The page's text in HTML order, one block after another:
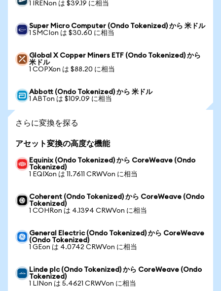
1 IRENon は $39.19 に相当
Super Micro Computer (Ondo Tokenized) から 米ドル
1 SMCIon は $30.60 に相当
Global X Copper Miners ETF (Ondo Tokenized) から
米ドル
1 COPXon は $88.20 に相当
Abbott (Ondo Tokenized) から 米ドル
1 ABTon は $109.09 に相当
さらに変換を探る
アセット変換の高度な機能
Equinix (Ondo Tokenized) から CoreWeave (Ondo
Tokenized)
1 EQIXon は 11.7611 CRWVon に相当
Coherent (Ondo Tokenized) から CoreWeave (Ondo
Tokenized)
1 COHRon は 4.1394 CRWVon に相当
General Electric (Ondo Tokenized) から CoreWeave
(Ondo Tokenized)
1 GEon は 4.0742 CRWVon に相当
Linde plc (Ondo Tokenized) から CoreWeave (Ondo
Tokenized)
1 LINon は 5.4621 CRWVon に相当